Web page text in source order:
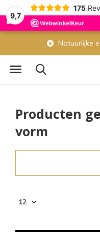
9,7
175
Natuurlijke
Producten
vorm